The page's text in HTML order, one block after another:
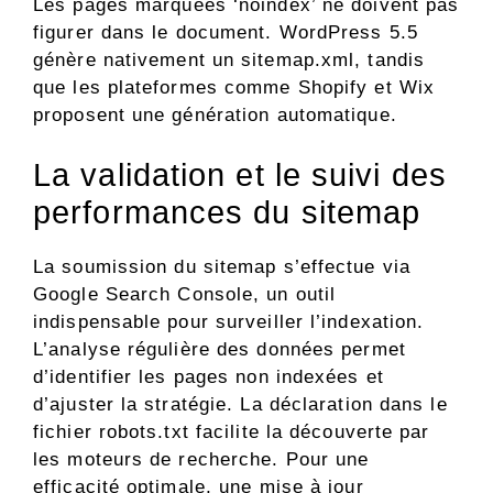
Les pages marquées ‘noindex’ ne doivent pas
figurer dans le document. WordPress 5.5
génère nativement un sitemap.xml, tandis
que les plateformes comme Shopify et Wix
proposent une génération automatique.
La validation et le suivi des
performances du sitemap
La soumission du sitemap s’effectue via
Google Search Console, un outil
indispensable pour surveiller l’indexation.
L’analyse régulière des données permet
d’identifier les pages non indexées et
d’ajuster la stratégie. La déclaration dans le
fichier robots.txt facilite la découverte par
les moteurs de recherche. Pour une
efficacité optimale, une mise à jour